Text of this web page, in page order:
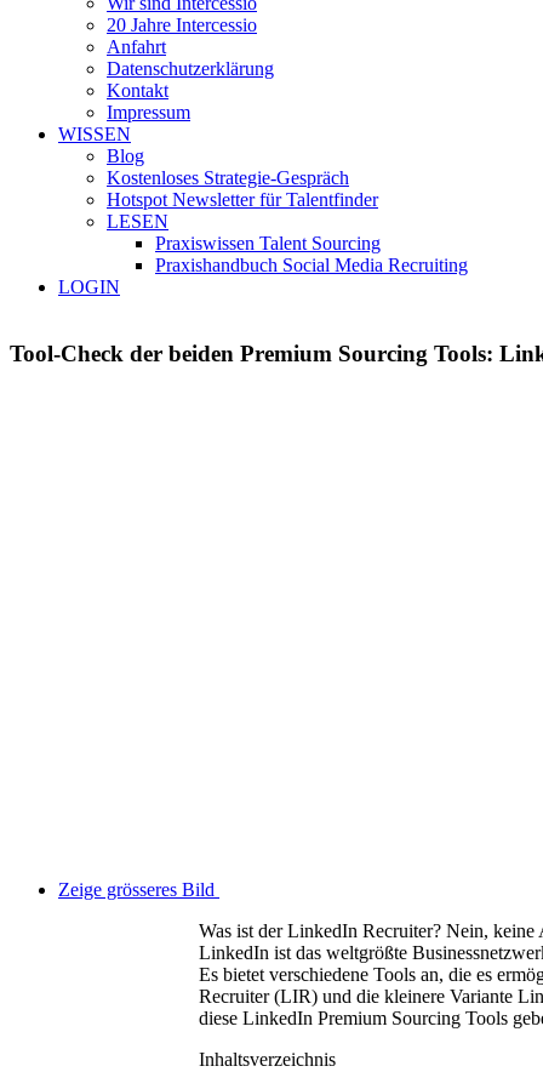
20 Jahre Intercessio
Anfahrt
Datenschutzerklärung
Kontakt
Impressum
WISSEN
Blog
Kostenloses Strategie-Gespräch
Hotspot Newsletter für Talentfinder
LESEN
Praxiswissen Talent Sourcing
Praxishandbuch Social Media Recruiting
LOGIN
Tool-Check der beiden Premium Sourcing Tools:
Zeige grösseres Bild
Was ist der LinkedIn Recruiter? Nein,
LinkedIn ist das weltgrößte
Es bietet verschiedene Tools an, die es
Recruiter (LIR) und die kleinere Variante
diese LinkedIn Premium Sourcing Tools
Inhaltsverzeichnis